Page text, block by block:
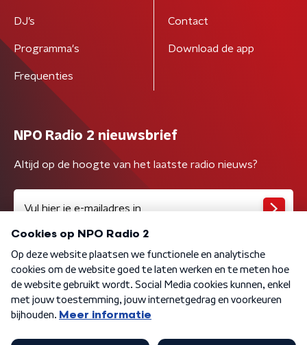
DJ’s
Programma's
Frequenties
Contact
Download de app
NPO Radio 2 nieuwsbrief
Altijd op de hoogte van het laatste radio nieuws?
Algemene voorwaarden